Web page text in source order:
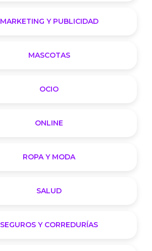
MARKETING Y PUBLICIDAD
MASCOTAS
OCIO
ONLINE
ROPA Y MODA
SALUD
SEGUROS Y CORREDURÍAS